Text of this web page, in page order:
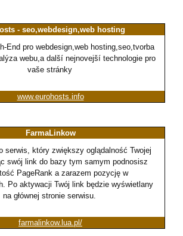
- seo,webdesign,web hosting
End pro webdesign,web hosting,seo,tvorba
webu,a další nejnovejší technologie pro
vaše stránky
www.eurohosts.info
FarmaLinkow
serwis, który zwiększy oglądalność Twojej
swój link do bazy tym samym podnosisz
PageRank a zarazem pozycję w
Po aktywacji Twój link będzie wyświetlany
na głównej stronie serwisu.
farmalinkow.lua.pl/